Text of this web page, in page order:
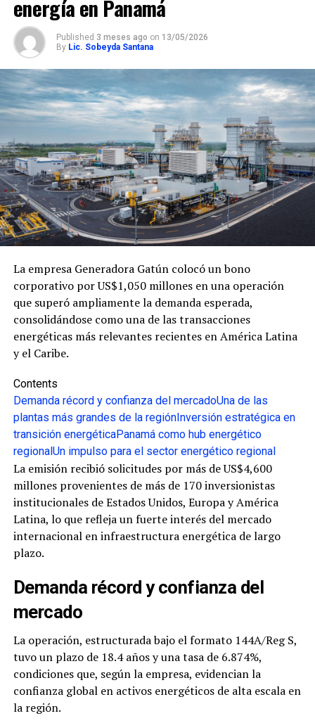
energía en Panamá
Published 3 meses ago on 13/05/2026
By Lic. Sobeyda Santana
La empresa Generadora Gatúncolocó un bono
corporativo por US$1,050 millones en una operación
que superó ampliamente la demanda esperada,
consolidándose como una de las transacciones
energéticas más relevantes recientes en América Latina
y el Caribe.
Contents
Demanda récord y confianza del mercadoUna de las
plantas más grandes de la regiónInversión estratégica en
transición energéticaPanamá como hub energético
regional Un impulso para el sector energético regional
La emisión recibió solicitudes por más de US$4,600
millones provenientes de más de 170 inversionistas
institucionales de Estados Unidos, Europa y América
Latina, lo que refleja un fuerte interés del mercado
internacional en infraestructura energética de largo
plazo.
Demanda récord y confianza del
mercado
La operación, estructurada bajo el formato 144A/Reg S,
tuvo un plazo de 18.4 años y una tasa de 6.874%,
condiciones que, según la empresa, evidencian la
confianza global en activos energéticos de alta escala en
la región.